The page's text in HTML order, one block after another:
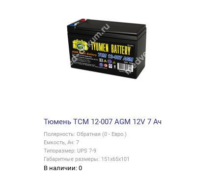
Тюмень ТСМ 12-007 AGM 12V 7 Ач
Полярность: Обратная (0 - Евро.)
Емкость, Ач: 7
Типоразмер: UPS 7-9
Габаритные размеры: 151x65x101
В наличии: 0